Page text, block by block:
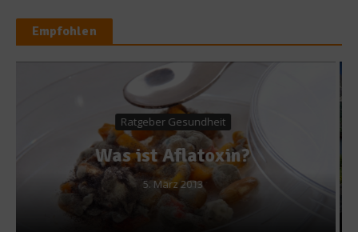
Empfohlen
Gastro & Gourmet
Die Perle Südtirols – La
Perla
22. Januar 2015